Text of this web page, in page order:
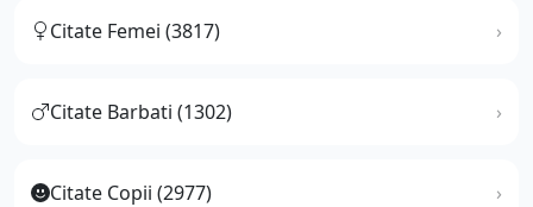
Citate Femei (3817)
Citate Barbati (1302)
Citate Copii (2977)